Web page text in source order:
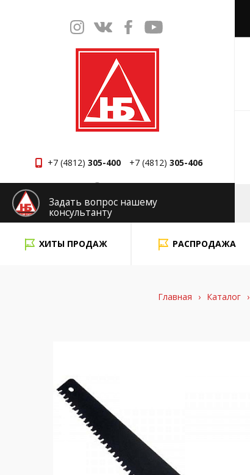
+7 (4812) 305-400 +7 (4812) 305-406
Смоленск
Задать вопрос нашему
консультанту
ХИТЫ ПРОДАЖ
РАСПРОДАЖА
Главная › Каталог ›